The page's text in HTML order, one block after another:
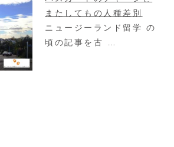
またしてもの人種差別
ニュージーランド留学 の
頃の記事を古 …